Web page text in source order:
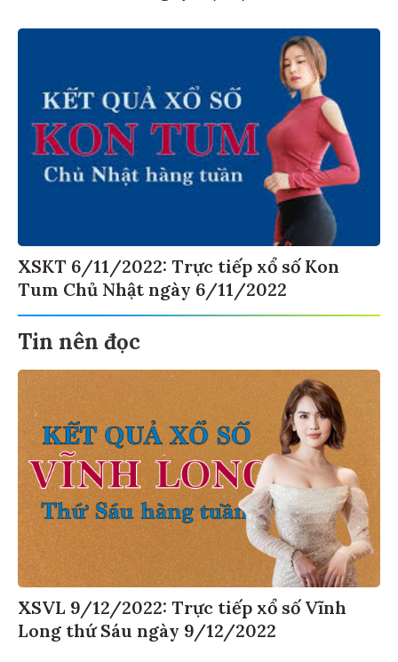
XSKT 6/11/2022: Trực tiếp xổ số Kon
Tum Chủ Nhật ngày 6/11/2022
Tin nên đọc
XSVL 9/12/2022: Trực tiếp xổ số Vĩnh
Long thứ Sáu ngày 9/12/2022